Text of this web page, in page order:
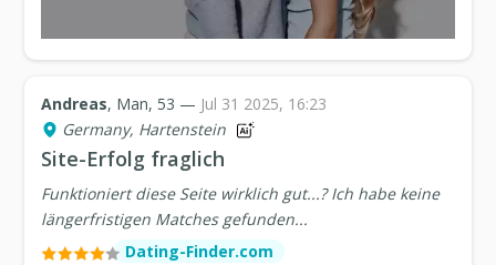
Andreas, Man, 53 — Jul 31 2025, 16:23
Germany, Hartenstein
Site-Erfolg fraglich
Funktioniert diese Seite wirklich gut...? Ich habe keine
längerfristigen Matches gefunden...
Dating-Finder.com